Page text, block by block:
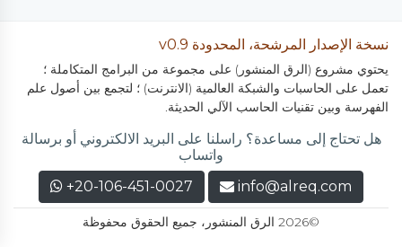
نسخة الإصدار المرشحة، المحدودة v0.9
يحتوي مشروع (الرق المنشور) على مجموعة من البرامج المتكاملة ؛
تعمل على الحاسبات والشبكة العالمية (الانترنت) ؛ لتجمع بين أصول علم
الفهرسة وبين تقنيات الحاسب الآلي الحديثة.
هل تحتاج إلى مساعدة؟ راسلنا على البريد الالكتروني أو برسالة
واتساب
info@alreq.com
+20-106-451-0027
©2026 الرق المنشور، جميع الحقوق محفوظة